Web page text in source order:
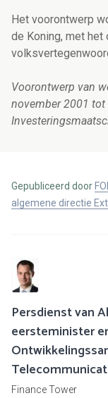
Het voorontwerp
de Koning, met het
Voorontwerp van
november 2001
Gepubliceerd door
algemene directie
Persdienst van
eersteminister
Finance Tower